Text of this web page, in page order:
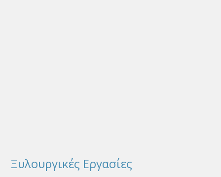
Ξυλουργικές Εργασίες